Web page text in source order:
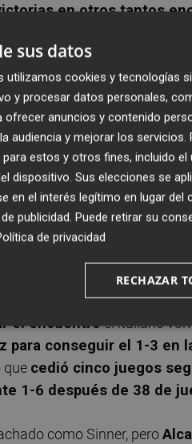
en otros tantos
y se presentaba como
en cuatro de los siete
ganóen las semifinales del
de Miami por 7-6 (4), 4-6
pasado Indian Wells por
un torneo, comenzó con
tres juegos, dos
obligó a ambos a
el encuentroel italiano
para conseguir el 1-3 en
que cedió cinco juegos
1-6 después de 38 de
como Sinner, pero
sus datos
cookies y tecnologías
y procesar datos personales,
ofrecer anuncios y contenido
audiencia y mejorar los servicios.
estos y otros fines, incluido
dispositivo. Sus elecciones se
en el interés legítimo en lugar
publicidad. Puede retirar su
de privacidad
RECHAZAR